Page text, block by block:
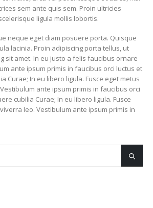
sem ante quis sem. Proin ultricies
ligula mollis lobortis.
neque eget diam posuere porta. Quisque
lacinia. Proin adipiscing porta tellus, ut
sit amet. In eu justo a felis faucibus ornare
ante ipsum primis in faucibus orci luctus et
Curae; In eu libero ligula. Fusce eget metus
ante ipsum primis in faucibus orci
cubilia Curae; In eu libero ligula. Fusce
leo. Vestibulum ante ipsum primis in